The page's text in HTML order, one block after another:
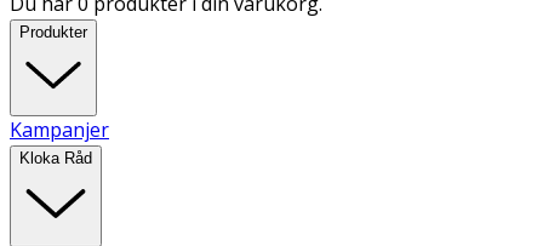
Produkter
Kampanjer
Kloka Råd